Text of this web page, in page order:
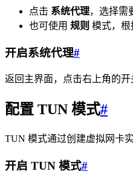
点击 系统代理，选择需
也可使用 规则 模式，根
开启系统代理#
返回主界面，点击右上角的开
配置 TUN 模式#
TUN 模式通过创建虚拟网卡
开启 TUN 模式#